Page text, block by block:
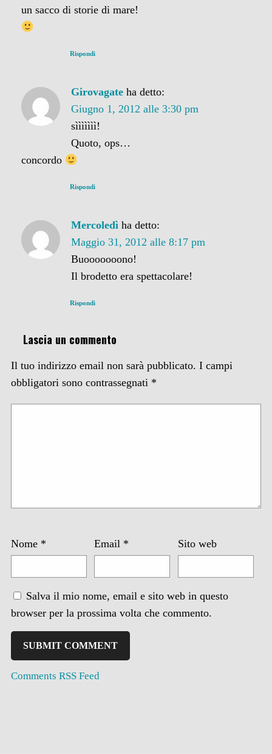
un sacco di storie di mare!
Rispondi
Girovagate ha detto:
Giugno 1, 2012 alle 3:30 pm
sììììììì!
Quoto, ops…
concordo
Rispondi
Mercoledì ha detto:
Maggio 31, 2012 alle 8:17 pm
Buooooooono!
Il brodetto era spettacolare!
Rispondi
Lascia un commento
Il tuo indirizzo email non sarà pubblicato. I campi
obbligatori sono contrassegnati *
Nome * Email * Sito web
Salva il mio nome, email e sito web in questo
browser per la prossima volta che commento.
Comments RSS Feed